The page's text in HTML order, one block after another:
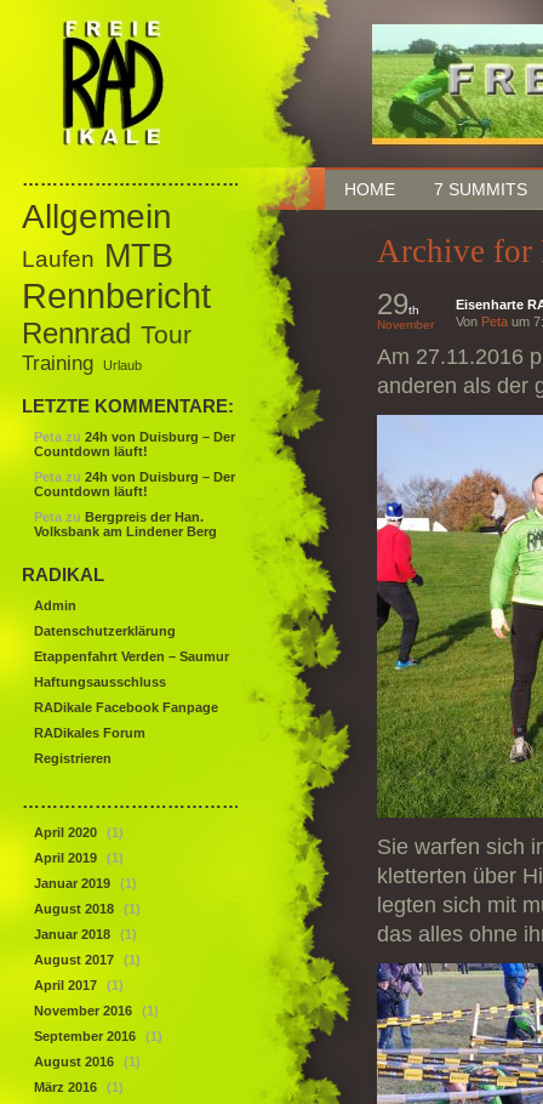
HOME 7 SUMMITS
Archive for
29th
November
Eisenharte
Von Peta um
Am 27.11.2016
anderen als der
Sie warfen sich
kletterten über
legten sich mit
das alles ohne
……………………………………
Allgemein
Laufen MTB
Rennbericht
Rennrad Tour
Training Urlaub
LETZTE KOMMENTARE:
Peta zu 24h von Duisburg – Der
Countdown läuft!
Peta zu 24h von Duisburg – Der
Countdown läuft!
Peta zu Bergpreis der Han.
Volksbank am Lindener Berg
RADIKAL
Admin
Datenschutzerklärung
Etappenfahrt Verden – Saumur
Haftungsausschluss
RADikale Facebook Fanpage
RADikales Forum
Registrieren
……………………………………
April 2020
(1)
April 2019
(1)
Januar 2019
(1)
August 2018
(1)
Januar 2018
(1)
August 2017
(1)
April 2017
(1)
November 2016
(1)
September 2016
(1)
August 2016
(1)
März 2016
(1)